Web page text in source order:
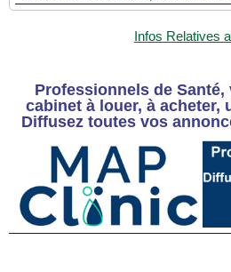
Infos Relatives
Professionnels de
cabinet à louer, à acheter,
Diffusez toutes vos